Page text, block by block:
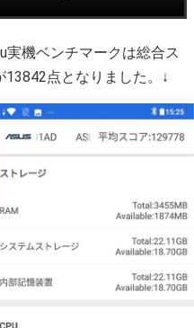
実機ベンチマークは総合ス
点となりました。↓